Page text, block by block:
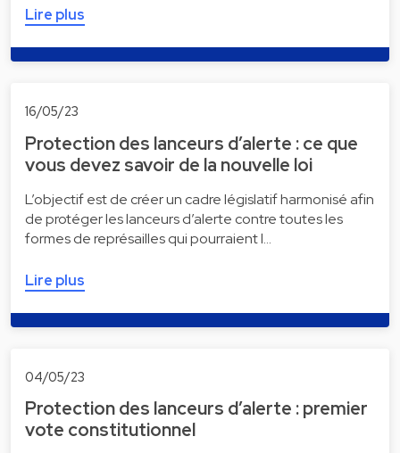
Lire plus
16/05/23
Protection des lanceurs d’alerte : ce que
vous devez savoir de la nouvelle loi
L’objectif est de créer un cadre législatif harmonisé afin
de protéger les lanceurs d’alerte contre toutes les
formes de représailles qui pourraient l…
Lire plus
04/05/23
Protection des lanceurs d’alerte : premier
vote constitutionnel